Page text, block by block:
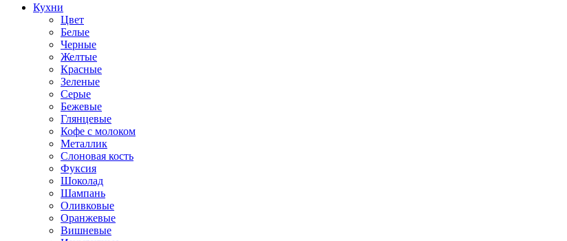
Кухни
Цвет
Белые
Черные
Желтые
Красные
Зеленые
Серые
Бежевые
Глянцевые
Кофе с молоком
Металлик
Слоновая кость
Фуксия
Шоколад
Шампань
Оливковые
Оранжевые
Вишневые